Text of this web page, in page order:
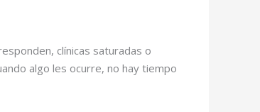
clínicas saturadas o
algo les ocurre, no hay tiempo